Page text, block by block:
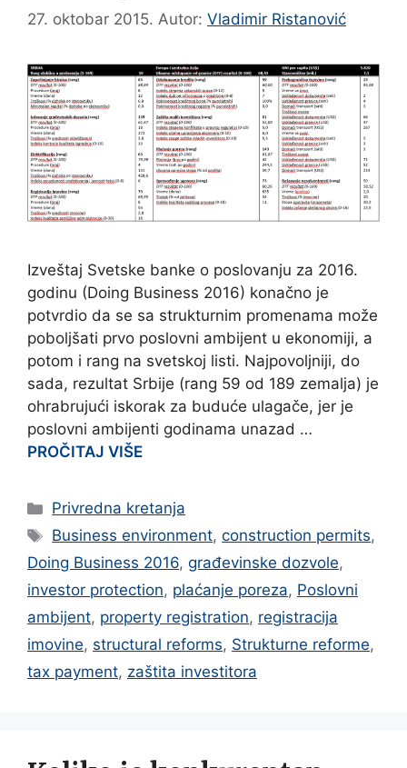
27. oktobar 2015. Autor: Vladimir Ristanović
Izveštaj Svetske banke o poslovanju za 2016.
godinu (Doing Business 2016) konačno je
potvrdio da se sa strukturnim promenama može
poboljšati prvo poslovni ambijent u ekonomiji, a
potom i rang na svetskoj listi. Najpovoljniji, do
sada, rezultat Srbije (rang 59 od 189 zemalja) je
ohrabrujući iskorak za buduće ulagače, jer je
poslovni ambijenti godinama unazad …
PROČITAJ VIŠE
Categories
Privredna kretanja
Tags
Business environment,construction permits,
Doing Business 2016, građevinske dozvole,
investor protection, plaćanje poreza, Poslovni
ambijent, property registration, registracija
imovine, structural reforms, Strukturne reforme,
tax payment, zaštita investitora